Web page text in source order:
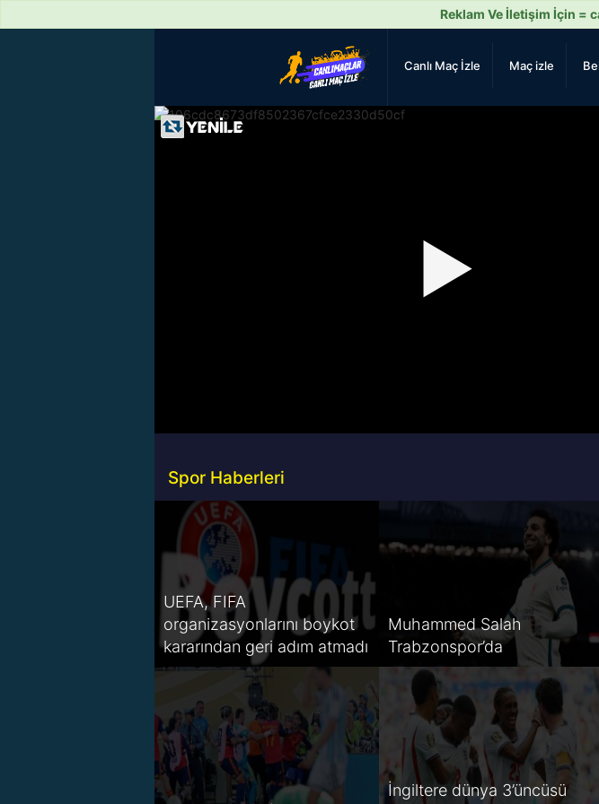
Reklam Ve İletişim İçin =
Canlı Maç İzle Maç izle
▶
Spor Haberleri
UEFA, FIFA
organizasyonlarını boykot
kararından geri adım atmadı
Muhammed Salah
Trabzonspor’da
İngiltere dünya 3’üncüsü